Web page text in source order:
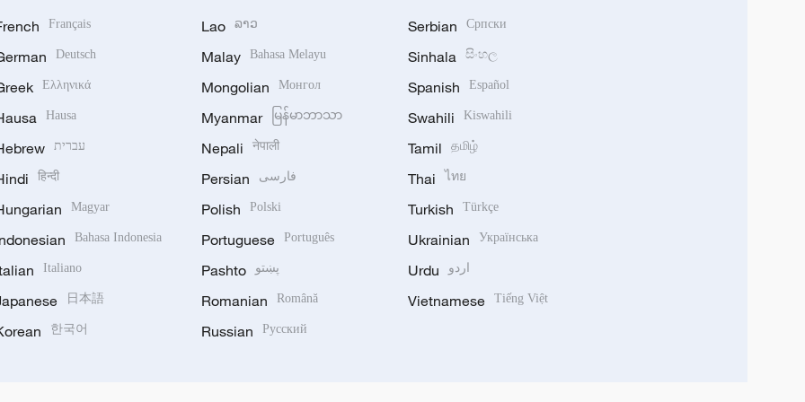
Français
Deutsch
Ελληνικά
Hausa
עברית
हिन्दी
Magyar
Bahasa Indonesia
Italiano
日本語
한국어
Lao ລາວ
Malay Bahasa Melayu
Mongolian Монгол
Myanmar မြန်မာဘာသာ
Nepali नेपाली
Persian فارسی
Polish Polski
Portuguese Português
Pashto پښتو
Romanian Română
Russian Русский
Serbian Српски
Sinhala සිංහල
Spanish Español
Swahili Kiswahili
Tamil தமிழ்
Thai ไทย
Turkish Türkçe
Ukrainian Українська
Urdu اردو
Vietnamese Tiếng Việt